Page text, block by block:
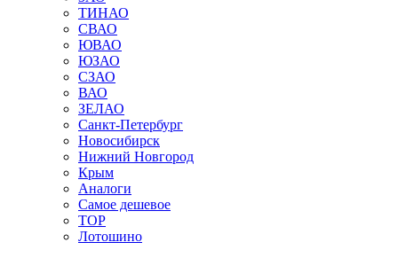
ТИНАО
СВАО
ЮВАО
ЮЗАО
СЗАО
ВАО
ЗЕЛАО
Санкт-Петербург
Новосибирск
Нижний Новгород
Крым
Аналоги
Самое дешевое
TOP
Лотошино